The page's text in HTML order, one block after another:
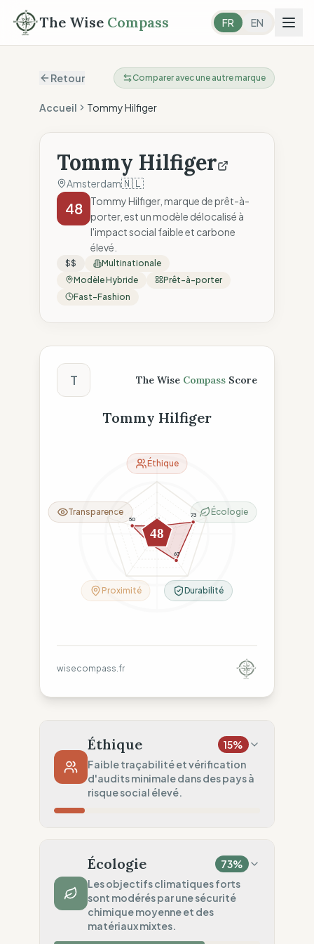
The Wise Compass FR EN
Retour Comparer avec une autre marque
Accueil Tommy Hilfiger
Tommy Hilfiger
Amsterdam🇳🇱
48
Tommy Hilfiger, marque de prêt-à-
porter, est un modèle délocalisé à
l'impact social faible et carbone
élevé.
$$
Multinationale
Modèle Hybride
Prêt-à-porter
Fast-Fashion
Score The Wise Compass
T The Wise Compass Score
Tommy Hilfiger
15
73
63
23
50
48
Éthique
Écologie
Durabilité
Proximité
Transparence
wisecompass.fr
Éthique 15%
Faible traçabilité et vérification
d'audits minimale dans des pays à
risque social élevé.
Droits non garantis (Asie)
Traçabilité
Aucune donnée usine publiée.
Audits Sociaux
Écologie 73%
Les objectifs climatiques forts
sont modérés par une sécurité
chimique moyenne et des
matériaux mixtes.